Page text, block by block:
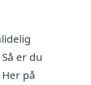
er du
på